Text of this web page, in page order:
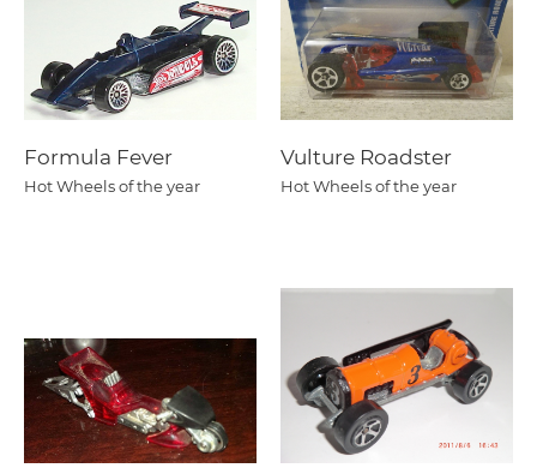
Formula Fever
Hot Wheels of the year
Vulture Roadster
Hot Wheels of the year